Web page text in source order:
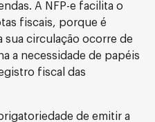
A NFP-e facilita o
fiscais, porque é
sua circulação ocorre de
a necessidade de papéis
fiscal das
de emitir a